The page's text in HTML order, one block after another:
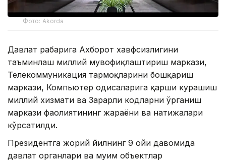
Фото: Akorda
Давлат раҳбарига Ахборот хавфсизлигини
таъминлаш миллий мувофиқлаштириш маркази,
Телекоммуникация тармоқларини бошқариш
маркази, Компьютер ҳодисаларига қарши курашиш
миллий хизмати ва Зарарли кодларни ўрганиш
маркази фаолиятининг жараёни ва натижалари
кўрсатилди.
Президентга жорий йилнинг 9 ойи давомида
давлат органлари ва муҳим объектлар